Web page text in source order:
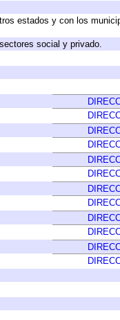
estados y con los
social y privado.